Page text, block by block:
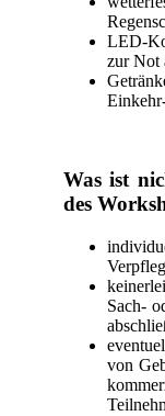
LED-
zur Not
Was ist
des
Sach-
von